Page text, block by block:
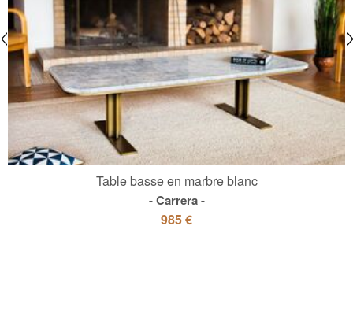
Table basse en marbre blanc
Carrera
985 €